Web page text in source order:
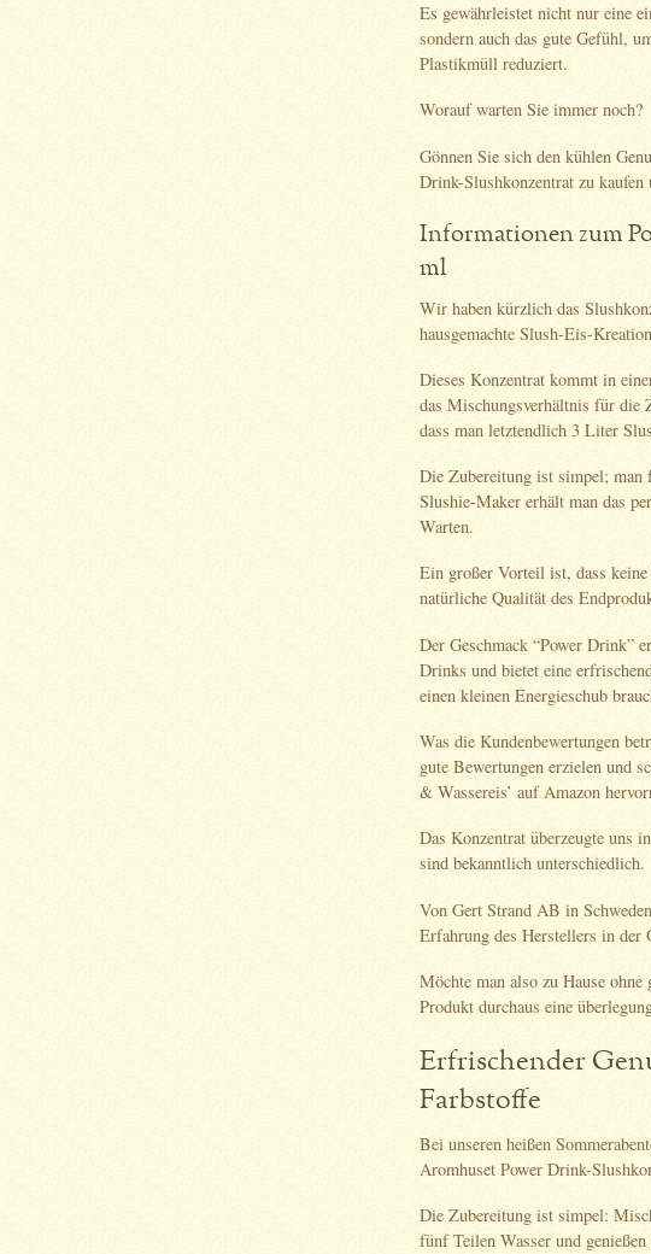
Es gewährleistet nicht nur eine
sondern auch das gute Gefühl,
Plastikmüll reduziert.
Worauf warten Sie immer noch?
Gönnen Sie sich den kühlen
Drink-Slushkonzentrat zu kaufen
Informationen zum
ml
Wir haben kürzlich das
hausgemachte Slush-Eis-
Dieses Konzentrat kommt in
das Mischungsverhältnis für die
dass man letztendlich 3 Liter
Die Zubereitung ist simpel; man
Slushie-Maker erhält man das
Warten.
Ein großer Vorteil ist, dass
natürliche Qualität des
Der Geschmack “Power Drink”
Drinks und bietet eine
einen kleinen Energieschub
Was die Kundenbewertungen
gute Bewertungen erzielen und
& Wassereis’ auf Amazon
Das Konzentrat überzeugte uns
sind bekanntlich unterschiedlich.
Von Gert Strand AB in
Erfahrung des Herstellers in der
Möchte man also zu Hause
Produkt durchaus eine
Erfrischender
Farbstoffe
Bei unseren heißen
Aromhuset Power Drink-
Die Zubereitung ist simpel:
fünf Teilen Wasser und